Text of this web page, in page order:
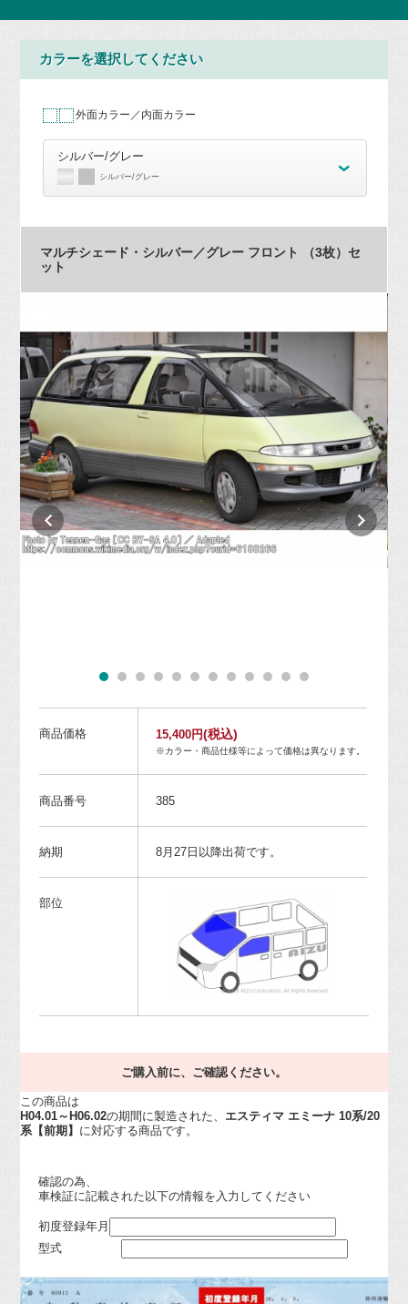
カラーを選択してください
外面カラー／内面カラー
シルバー/グレー
シルバー/グレー
マルチシェード・シルバー／グレー フロント （3枚）セ
ット
商品価格 15,400円(税込)
※カラー・商品仕様等によって価格は異なります。
商品番号 385
納期 8月27日以降出荷です。
部位
ご購入前に、ご確認ください。
この商品は
H04.01～H06.02の期間に製造された、 エスティマ エミーナ 10系/20
系【前期】 に対応する商品です。
確認の為、
車検証に記載された以下の情報を入力してください
初度登録年月
型式